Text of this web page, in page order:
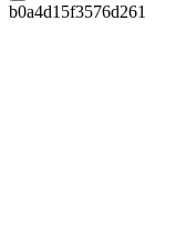
b0a4d15f3576d261